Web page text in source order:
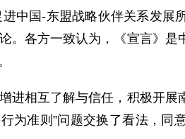
国-东盟战略伙伴关系发展
各方一致认为，《宣言》
相互了解与信任，积极开展
为准则”问题交换了看法，同